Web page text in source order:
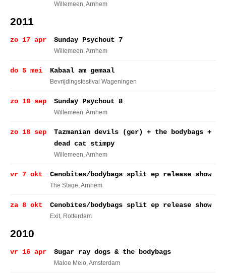
Willemeen, Arnhem
2011
zo 17 apr Sunday Psychout 7
Willemeen, Arnhem
do 5 mei Kabaal am gemaal
Bevrijdingsfestival Wageningen
zo 18 sep Sunday Psychout 8
Willemeen, Arnhem
zo 18 sep
Tazmanian devils (ger) + the bodybags +
dead cat stimpy
Willemeen, Arnhem
vr 7 okt Cenobites/bodybags split ep release show
The Stage, Arnhem
za 8 okt Cenobites/bodybags split ep release show
Exit, Rotterdam
2010
vr 16 apr Sugar ray dogs & the bodybags
Maloe Melo, Amsterdam